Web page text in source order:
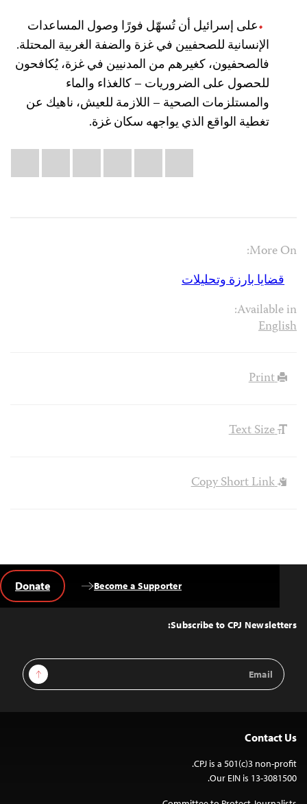
على إسرائيل أن تُسهّل فورًا وصول المساعدات
الإنسانية للصحفيين في غزة والضفة الغربية المحتلة.
فالصحفيون، كغيرهم من المدنيين في غزة، يُكافحون
للحصول على الضروريات – كالغذاء والماء
والمستلزمات الصحية – اللازمة للعيش، ناهيك عن
تغطية الواقع الذي يواجهه سكان غزة.
More On:
قضايا بارزة وتحليلات
Available in:
English
Print
Text Size
Copy Short Link
Top
Subscribe to CPJ Newsletters:
Email
Address
Sign Up
Become a Supporter
Donate
Contact Us
CPJ is a 501(c)3 non-profit.
Our EIN is 13-3081500.